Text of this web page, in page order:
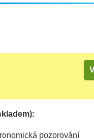
pozorování